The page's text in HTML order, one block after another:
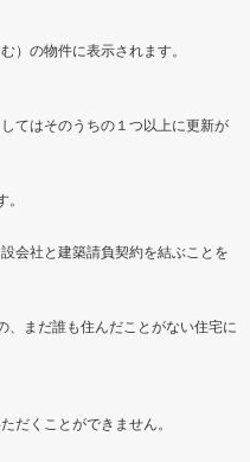
）の物件に表示されます。
てはそのうちの１つ以上に更新が
会社と建築請負契約を結ぶことを
、まだ誰も住んだことがない住宅に
だくことができません。